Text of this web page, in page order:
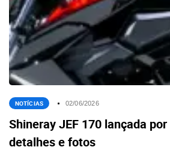
NOTÍCIAS 02/06/2026
Shineray JEF 170 lançada
detalhes e fotos